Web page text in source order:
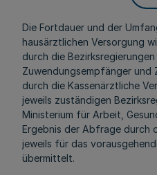
Die Fortdauer und der
hausärztlichen Versorgung
durch die
Zuwendungsempfänger und
durch die Kassenärztliche
jeweils zuständigen
Ministerium für Arbeit,
Ergebnis der Abfrage durch
jeweils für das
übermittelt.